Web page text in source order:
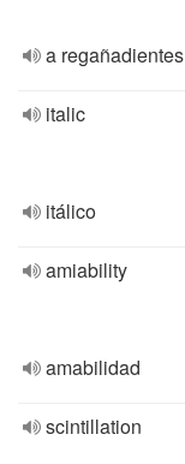
a regañadientes
italic
itálico
amiability
amabilidad
scintillation